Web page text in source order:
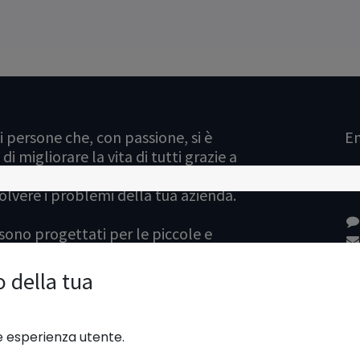
che, con passione, si è
migliorare la vita di tutti grazie a
i problemi della tua azienda.
progettati per le piccole e
della tua
esperienza utente.